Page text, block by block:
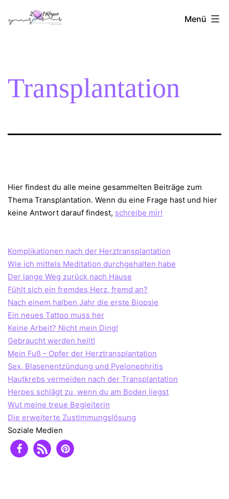
Inhalt2Herzen1Körper Menü
Transplantation
Hier findest du alle meine gesammelten Beiträge zum
Thema Transplantation. Wenn du eine Frage hast und hier
keine Antwort darauf findest, schreibe mir!
Komplikationen nach der Herztransplantation
Wie ich mittels Meditation durchgehalten habe
Der lange Weg zurück nach Hause
Fühlt sich ein fremdes Herz, fremd an?
Nach einem halben Jahr die erste Biopsie
Ein neues Tattoo muss her
Keine Arbeit? Nicht mein Ding!
Gebraucht werden heilt!
Mein Fuß – Opfer der Herztransplantation
Sex, Blasenentzündung und Pyelonephritis
Hautkrebs vermeiden nach der Transplantation
Herpes schlägt zu, wenn du am Boden liegst
Wut meine treue Begleiterin
Die erweiterte Zustimmungslösung
Soziale Medien